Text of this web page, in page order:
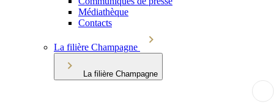
Médiathèque
Contacts
La filière Champagne
La filière Champagne